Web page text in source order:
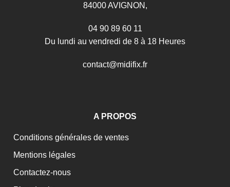
84000 AVIGNON,
04 90 89 60 11
Du lundi au vendredi de 8 à 18 Heures
contact@midifix.fr
A PROPOS
Conditions générales de ventes
Mentions légales
Contactez-nous